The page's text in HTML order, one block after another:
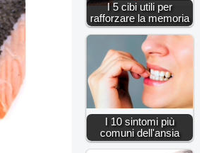
I 5 cibi utili per
rafforzare la memoria
I 10 sintomi più
comuni dell'ansia